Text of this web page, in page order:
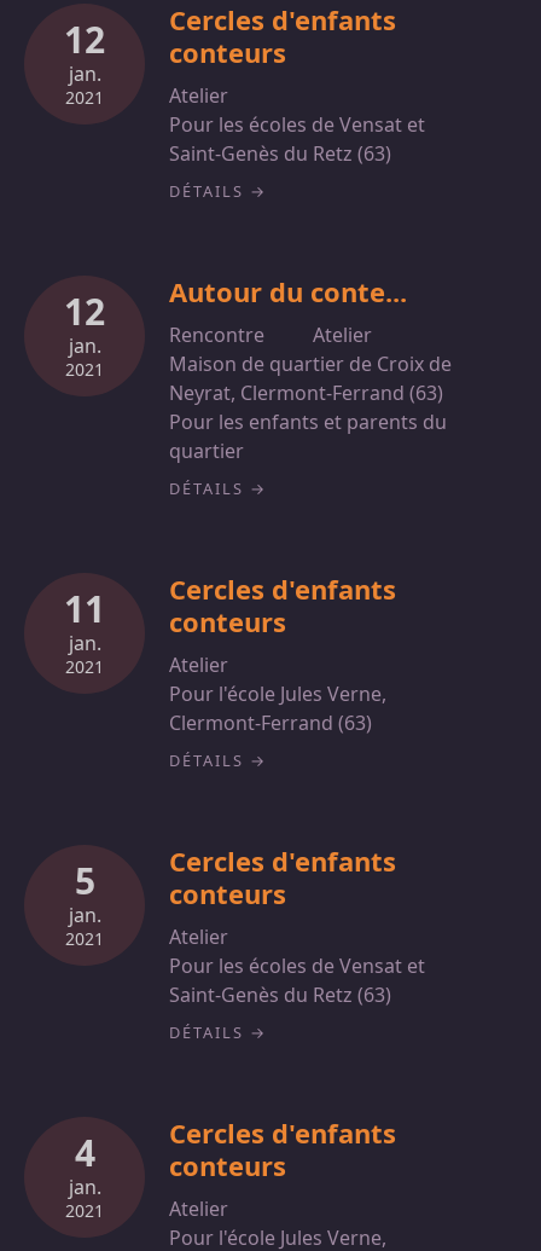
12
jan.
2021
Cercles d'enfants
conteurs
Atelier
Pour les écoles de Vensat et
Saint-Genès du Retz (63)
DÉTAILS
12
jan.
2021
Autour du conte...
Rencontre
Atelier
Maison de quartier de Croix de
Neyrat, Clermont-Ferrand (63)
Pour les enfants et parents du
quartier
DÉTAILS
11
jan.
2021
Cercles d'enfants
conteurs
Atelier
Pour l'école Jules Verne,
Clermont-Ferrand (63)
DÉTAILS
5
jan.
2021
Cercles d'enfants
conteurs
Atelier
Pour les écoles de Vensat et
Saint-Genès du Retz (63)
DÉTAILS
4
jan.
2021
Cercles d'enfants
conteurs
Atelier
Pour l'école Jules Verne,